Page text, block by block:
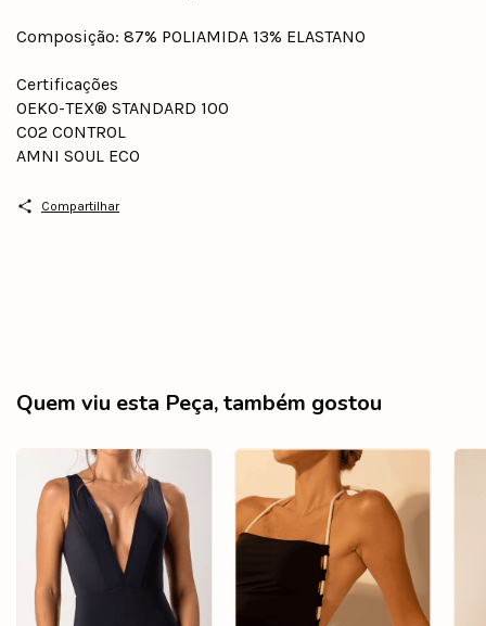
Composição: 87% POLIAMIDA 13% ELASTANO
Certificações
OEKO-TEX® STANDARD 100
CO2 CONTROL
AMNI SOUL ECO
Compartilhar
Quem viu esta Peça, também gostou